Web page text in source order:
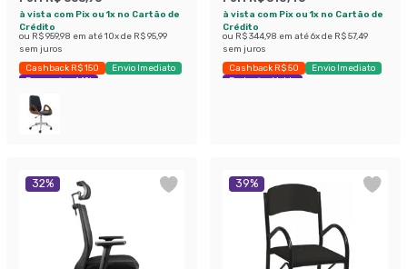
à vista com Pix ou 1x no Cartão de
Crédito
ou R$ 959,98 em até10x de R$ 95,99
sem juros
Cashback R$ 150
Envio Imediato
Economize 44%
à vista com Pix ou 1x no Cartão de
Crédito
ou R$ 344,98 em até6x de R$ 57,49
sem juros
Cashback R$ 50
Envio Imediato
Exclusivo Mobly
32% 39%